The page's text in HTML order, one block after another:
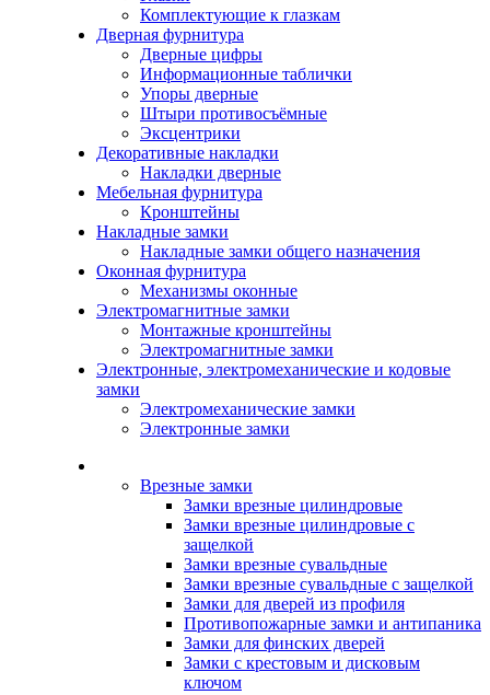
Комплектующие к глазкам
Дверная фурнитура
Дверные цифры
Информационные таблички
Упоры дверные
Штыри противосъёмные
Эксцентрики
Декоративные накладки
Накладки дверные
Мебельная фурнитура
Кронштейны
Накладные замки
Накладные замки общего назначения
Оконная фурнитура
Механизмы оконные
Электромагнитные замки
Монтажные кронштейны
Электромагнитные замки
Электронные, электромеханические и кодовые
замки
Электромеханические замки
Электронные замки
Врезные замки
Замки врезные цилиндровые
Замки врезные цилиндровые с
защелкой
Замки врезные сувальдные
Замки врезные сувальдные с защелкой
Замки для дверей из профиля
Противопожарные замки и антипаника
Замки для финских дверей
Замки с крестовым и дисковым
ключом